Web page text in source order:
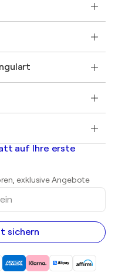
auf Ihre erste
exklusive Angebote
sichern